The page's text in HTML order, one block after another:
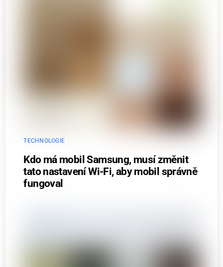
TECHNOLOGIE
Kdo má mobil Samsung, musí změnit
tato nastavení Wi-Fi, aby mobil správně
fungoval